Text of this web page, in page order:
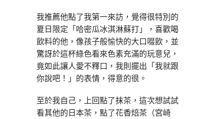
我推薦他點了我第一來訪，覺得很特別的
夏日限定「哈密瓜冰淇淋蘇打」，喜歡喝
飲料的他，像孩子般愉快的大口啜飲，並
驚訝於這杯綠色看來色素充滿的玩意兒，
竟如此讓人愛不釋口，我則擺出「我就跟
你說吧！」的表情，得意的很。
至於我自己，上回點了抹茶，這次想試試
看其他的日本茶，點了花香焙茶（宮崎